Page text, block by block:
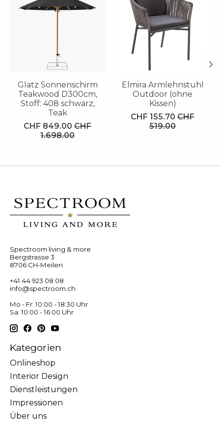
Glatz Sonnenschirm
Teakwood D300cm,
Stoff: 408 schwarz,
Teak
CHF 849.00 CHF
1.698.00
Elmira Armlehnstuhl
Outdoor (ohne
Kissen)
CHF 155.70 CHF
519.00
Spectroom living & more
Bergstrasse 3
8706 CH-Meilen
+41 44 923 08 08
info@spectroom.ch
Mo - Fr: 10:00 - 18:30 Uhr
Sa: 10:00 - 16:00 Uhr
Kategorien
Onlineshop
Interior Design
Dienstleistungen
Impressionen
Über uns